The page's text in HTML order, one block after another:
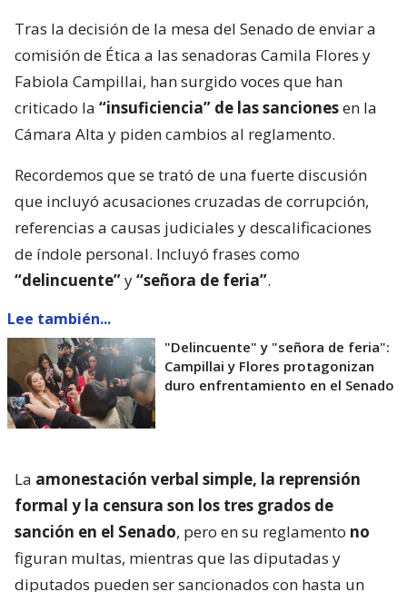
Tras la decisión de la mesa del Senado de enviar a
comisión de Ética a las senadoras Camila Flores y
Fabiola Campillai, han surgido voces que han
criticado la “insuficiencia” de las sancionesen la
Cámara Alta y piden cambios al reglamento.
Recordemos que se trató de una fuerte discusión
que incluyó acusaciones cruzadas de corrupción,
referencias a causas judiciales y descalificaciones
de índole personal. Incluyó frases como
“delincuente”y“señora de feria”.
Lee también...
"Delincuente" y "señora de feria":
Campillai y Flores protagonizan
duro enfrentamiento en el Senado
La amonestación verbal simple, la reprensión
formal y la censura son los tres grados de
sanción en el Senado, pero en su reglamento no
figuran multas, mientras que las diputadas y
diputados pueden ser sancionados con hasta un